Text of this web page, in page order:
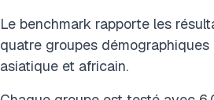
Le benchmark rapporte les
quatre groupes démographiques
asiatique et africain.